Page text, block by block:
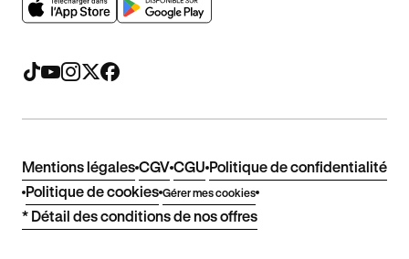
Mentions légales CGV CGU Politique de confidentialité
Politique de cookies Gérer mes cookies
* Détail des conditions de nos offres